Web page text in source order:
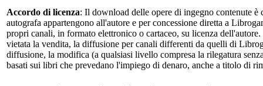
Accordo di licenza: Il download delle opere di ingegno contenute
autografa appartengono all'autore e per concessione diretta a
propri canali, in formato elettronico o cartaceo, su licenza
vietata la vendita, la diffusione per canali differenti da quelli di
diffusione, la modifica (a qualsiasi livello compresa la rilegatura
basati sui libri che prevedano l'impiego di denaro, anche a titolo di